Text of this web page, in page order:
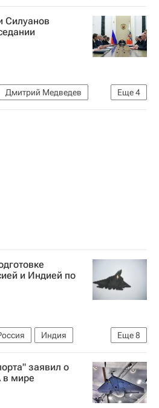
Мьянма
Федеральная служба по военно-техническому сотрудничеству (ФСВТС России)
Силуанов
Еще4
Дмитрий Медведев
Силуанов
Ростех
и Индией по
Еще8
Индия
Объединенная авиастроительная корпорация (ОАК)
Нью-Дели
Ростех
заявил о
в мире